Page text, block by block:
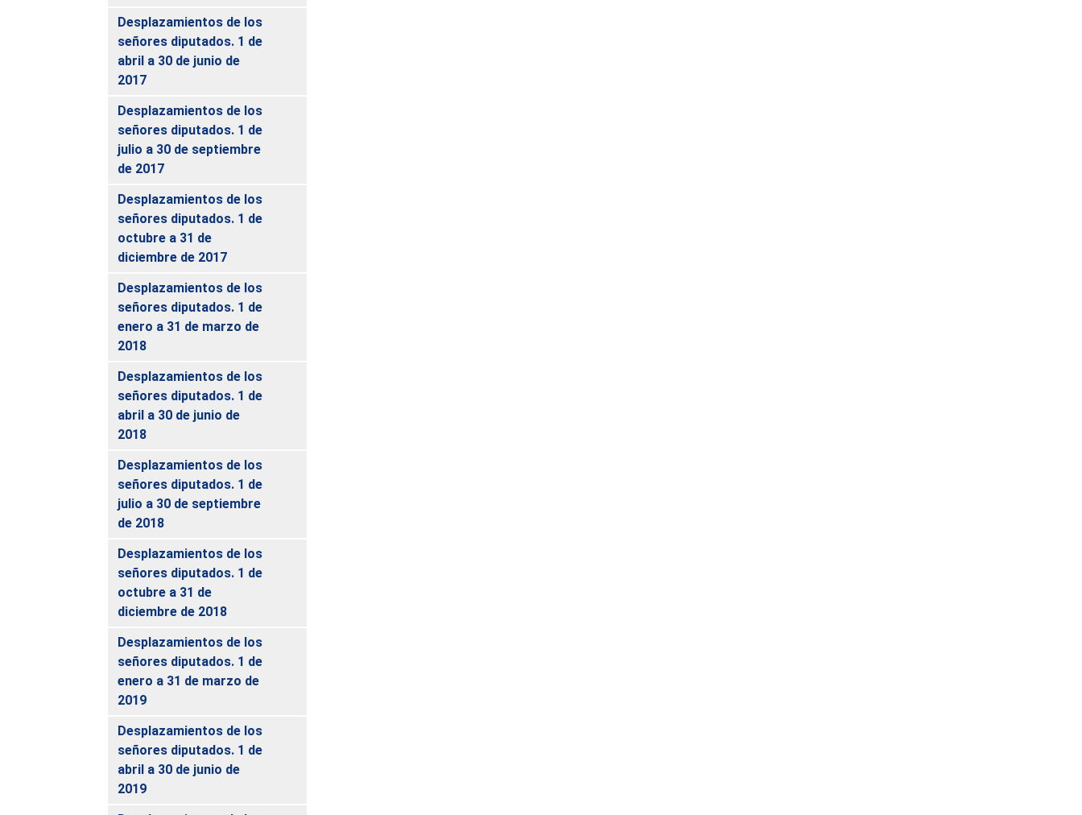
Desplazamientos de los
señores diputados. 1 de
abril a 30 de junio de
2017
Desplazamientos de los
señores diputados. 1 de
julio a 30 de septiembre
de 2017
Desplazamientos de los
señores diputados. 1 de
octubre a 31 de
diciembre de 2017
Desplazamientos de los
señores diputados. 1 de
enero a 31 de marzo de
2018
Desplazamientos de los
señores diputados. 1 de
abril a 30 de junio de
2018
Desplazamientos de los
señores diputados. 1 de
julio a 30 de septiembre
de 2018
Desplazamientos de los
señores diputados. 1 de
octubre a 31 de
diciembre de 2018
Desplazamientos de los
señores diputados. 1 de
enero a 31 de marzo de
2019
Desplazamientos de los
señores diputados. 1 de
abril a 30 de junio de
2019